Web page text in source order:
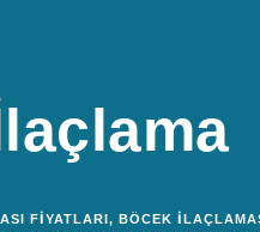
FIYATLARI, BÖCEK